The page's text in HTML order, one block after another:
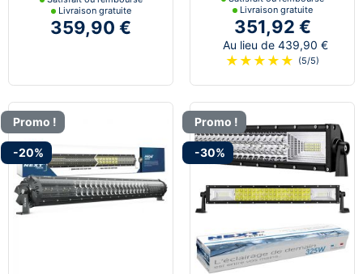
Livraison gratuite
359,90 €
Livraison gratuite
351,92 €
Au lieu de 439,90 €
★ ★ ★ ★ ★ (5/5)
Promo !
-20%
Promo !
-30%